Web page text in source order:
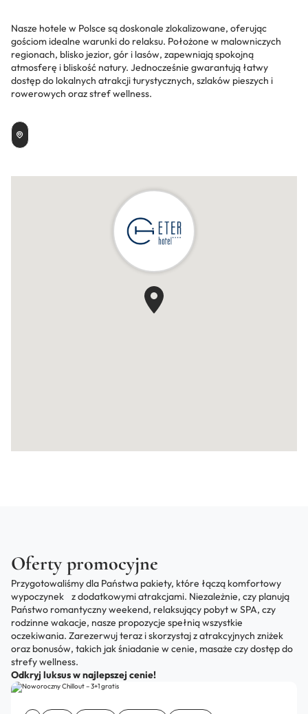
Nasze hotele w Polsce są doskonale zlokalizowane, oferując
gościom idealne warunki do relaksu. Położone w malowniczych
regionach, blisko jezior, gór i lasów, zapewniają spokojną
atmosferę i bliskość natury. Jednocześnie gwarantują łatwy
dostęp do lokalnych atrakcji turystycznych, szlaków pieszych i
rowerowych oraz stref wellness.
Oferty promocyjne
Przygotowaliśmy dla Państwa pakiety, które łączą komfortowy
wypoczynek z dodatkowymi atrakcjami. Niezależnie, czy planują
Państwo romantyczny weekend, relaksujący pobyt w SPA, czy
rodzinne wakacje, nasze propozycje spełnią wszystkie
oczekiwania. Zarezerwuj teraz i skorzystaj z atrakcyjnych zniżek
oraz bonusów, takich jak śniadanie w cenie, masaże czy dostęp do
strefy wellness.
Odkryj luksus w najlepszej cenie!